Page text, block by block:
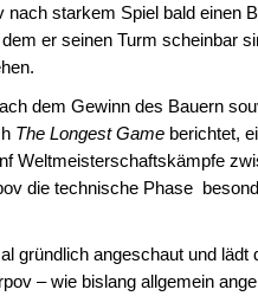
starkem Spiel bald einen
er seinen Turm scheinbar
dem Gewinn des Bauern
The Longest Game berichtet,
Weltmeisterschaftskämpfe
die technische Phase
gründlich angeschaut und lädt
– wie bislang allgemein